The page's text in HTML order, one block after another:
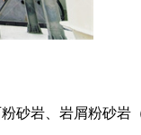
砂岩、岩屑粉砂